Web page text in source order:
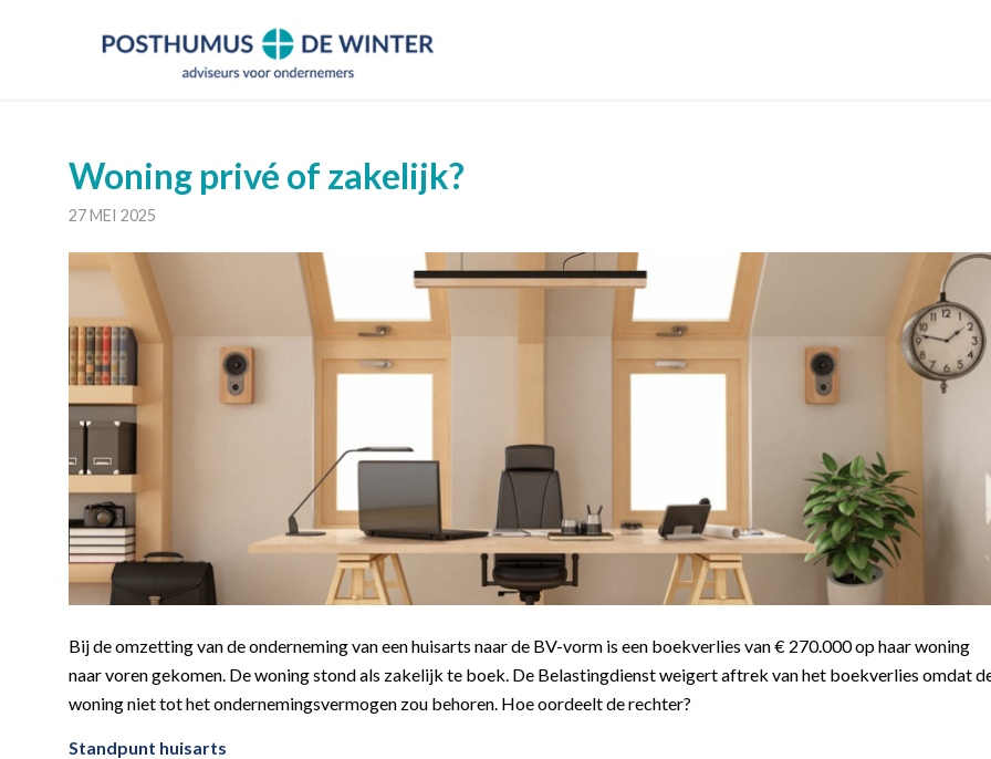
Woning privé of zakelijk?
27 MEI 2025
Bij de omzetting van de onderneming van een huisarts naar de BV-vorm is een boekverlies van € 270.000 op haar woning
naar voren gekomen. De woning stond als zakelijk te boek. De Belastingdienst weigert aftrek van het boekverlies omdat
woning niet tot het ondernemingsvermogen zou behoren. Hoe oordeelt de rechter?
Standpunt huisarts